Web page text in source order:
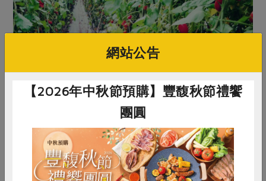
網站公告
【2026年中秋節預購】豐馥秋節禮饗
團圓